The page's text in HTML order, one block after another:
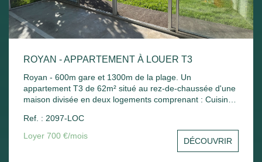
ROYAN - APPARTEMENT À LOUER T3
Royan - 600m gare et 1300m de la plage. Un
appartement T3 de 62m² situé au rez-de-chaussée d'une
maison divisée en deux logements comprenant : Cuisine
et wc. Chauffage électrique. Jardin commun.
Ref. : 2097-LOC
Loyer 700 €/mois
DÉCOUVRIR